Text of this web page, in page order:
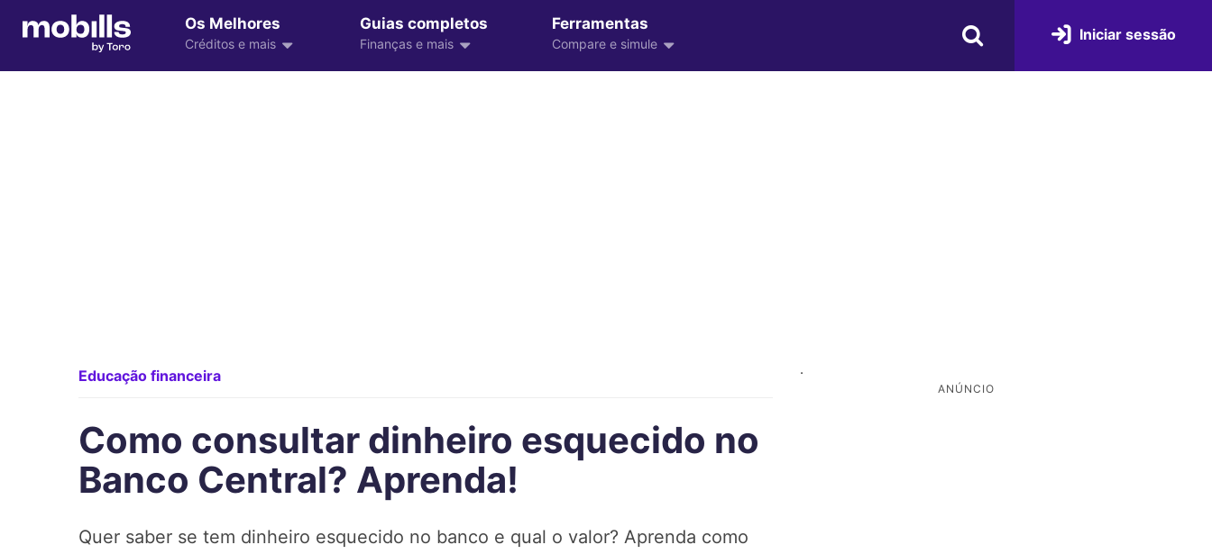
Os Melhores
Créditos e mais
Guias completos
Finanças e mais
Ferramentas
Compare e simule
Iniciar sessão
Educação financeira
Como consultar dinheiro esquecido no
Banco Central? Aprenda!
Quer saber se tem dinheiro esquecido no banco e qual o valor? Aprenda como
.